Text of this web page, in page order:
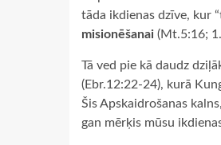
tāda ikdienas dzīve, kur
misionēšanai (Mt.5:16;
Tā ved pie kā daudz
(Ebr.12:22-24), kurā
Šis Apskaidrošanas
gan mērķis mūsu